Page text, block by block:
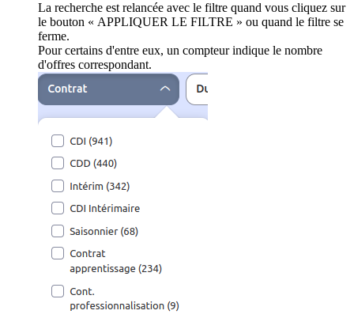
La recherche est relancée avec le filtre quand vous cliquez sur
le bouton « APPLIQUER LE FILTRE » ou quand le filtre se
ferme.
Pour certains d'entre eux, un compteur indique le nombre
d'offres correspondant.